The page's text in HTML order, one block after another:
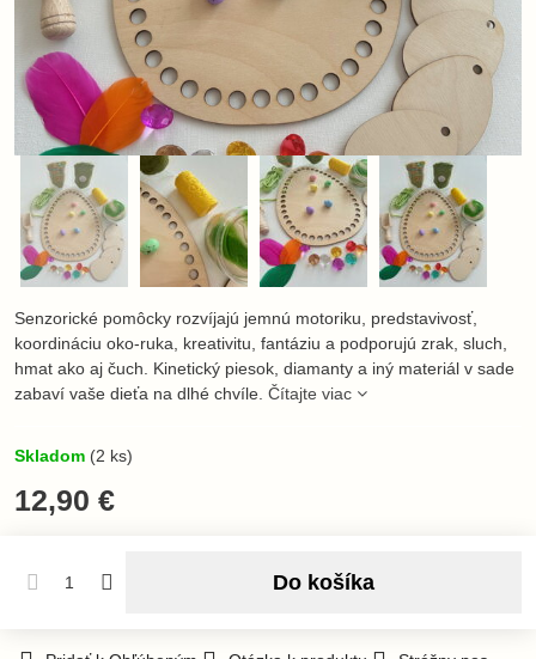
Senzorické pomôcky rozvíjajú jemnú motoriku, predstavivosť,
koordináciu oko-ruka, kreativitu, fantáziu a podporujú zrak, sluch,
hmat ako aj čuch. Kinetický piesok, diamanty a iný materiál v sade
zabaví vaše dieťa na dlhé chvíle. Čítajte viac
Skladom (2 ks)
12,90 €
Do košíka